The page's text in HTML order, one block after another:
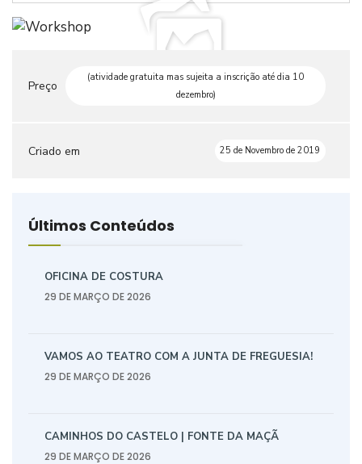
Preço
(atividade gratuita mas sujeita a inscrição até dia 10
dezembro)
Criado em 25 de Novembro de 2019
Últimos Conteúdos
OFICINA DE COSTURA
29 DE MARÇO DE 2026
VAMOS AO TEATRO COM A JUNTA DE FREGUESIA!
29 DE MARÇO DE 2026
CAMINHOS DO CASTELO | FONTE DA MAÇÃ
29 DE MARÇO DE 2026